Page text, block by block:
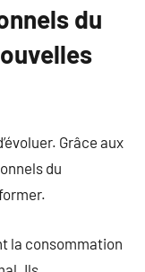
du
Grâce aux
du
la consommation